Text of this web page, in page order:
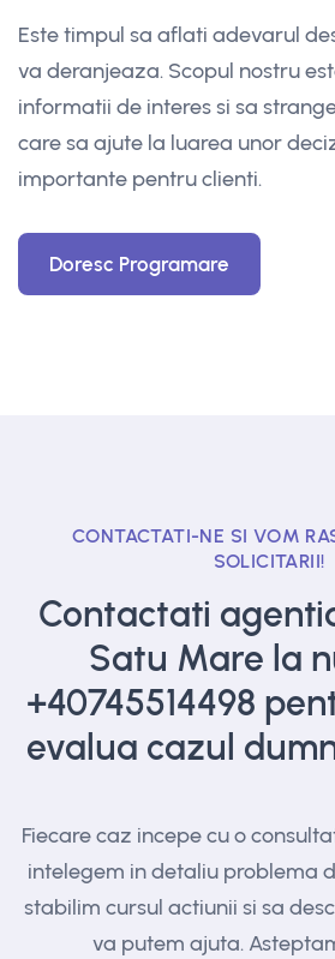
Este timpul sa aflati adevarul
va deranjeaza. Scopul nostru
informatii de interes si sa
care sa ajute la luarea unor
importante pentru clienti.
Doresc Programare
CONTACTATI-NE SI VOM
SOLICITARII!
Contactati
Satu Mare la
+40745514498
evalua cazul
Fiecare caz incepe cu o
intelegem in detaliu problema
stabilim cursul actiunii si sa
va putem ajuta.